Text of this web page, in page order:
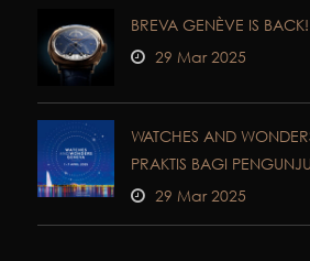
BREVA GENÈVE IS BACK!
29 Mar 2025
WATCHES AND
PRAKTIS BAGI
29 Mar 2025